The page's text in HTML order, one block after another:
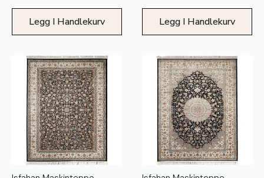
Legg I Handlekurv Legg I Handlekurv